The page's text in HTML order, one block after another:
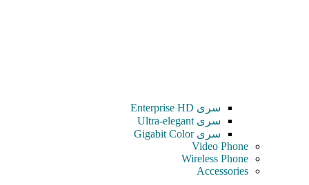
سری Enterprise HD
سری Ultra-elegant
سری Gigabit Color
Video Phone
Wireless Phone
Accessories